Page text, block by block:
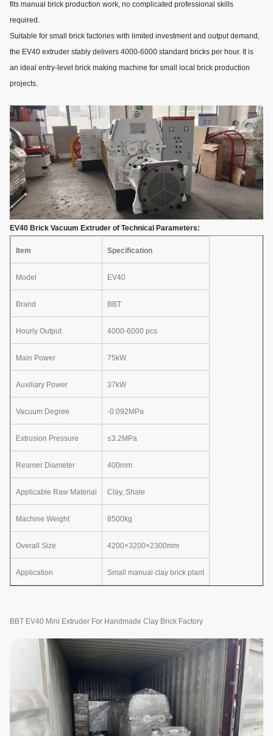
fits manual brick production work, no complicated professional skills
required.
Suitable for small brick factories with limited investment and output demand,
the EV40 extruder stably delivers 4000-6000 standard bricks per hour. It is
an ideal entry-level brick making machine for small local brick production
projects.
EV40 Brick Vacuum Extruder of Technical Parameters:
Item Specification
Model EV40
Brand BBT
Hourly Output 4000-6000 pcs
Main Power 75kW
Auxiliary Power 37kW
Vacuum Degree -0.092MPa
Extrusion Pressure ≤3.2MPa
Reamer Diameter 400mm
Applicable Raw Material Clay, Shale
Machine Weight 8500kg
Overall Size 4200×3200×2300mm
Application Small manual clay brick plant
BBT EV40 Mini Extruder For Handmade Clay Brick Factory